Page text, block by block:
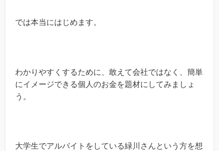
では本当にはじめます。
わかりやすくするために、敢えて会社ではなく、簡単
にイメージできる個人のお金を題材にしてみましょ
う。
大学生でアルバイトをしている緑川さんという方を想